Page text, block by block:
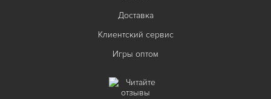
Доставка
Клиентский сервис
Игры оптом